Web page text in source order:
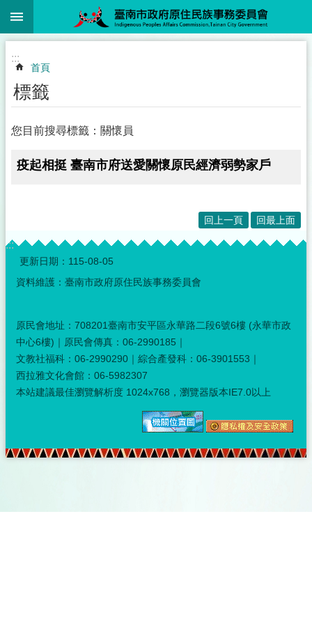
跳到主要內容區塊
:::
首頁
標籤
您目前搜尋標籤：關懷員
疫起相挺 臺南市府送愛關懷原民經濟弱勢家戶
回上一頁 回最上面
:::
更新日期： 115-08-05
資料維護：臺南市政府原住民族事務委員會
原民會地址：708201臺南市安平區永華路二段6號6樓 (永華市政
中心6樓)｜原民會傳真：06-2990185｜
文教社福科：06-2990290｜綜合產發科：06-3901553｜
西拉雅文化會館：06-5982307
本站建議最佳瀏覽解析度 1024x768，瀏覽器版本IE7.0以上